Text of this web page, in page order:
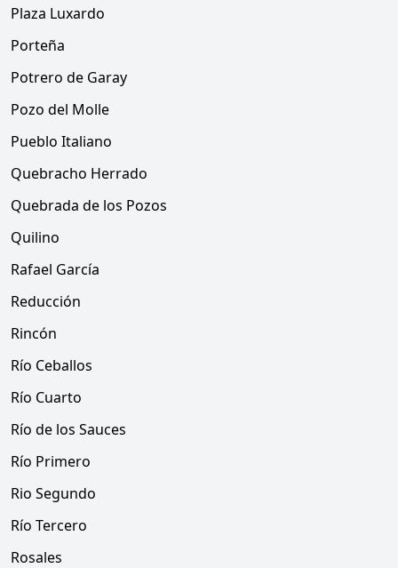
Plaza Luxardo
Porteña
Potrero de Garay
Pozo del Molle
Pueblo Italiano
Quebracho Herrado
Quebrada de los Pozos
Quilino
Rafael García
Reducción
Rincón
Río Ceballos
Río Cuarto
Río de los Sauces
Río Primero
Rio Segundo
Río Tercero
Rosales